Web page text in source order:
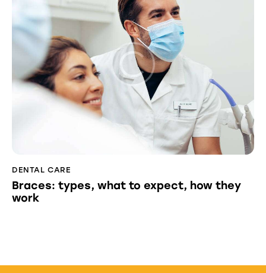
DENTAL CARE
Braces: types, what to expect, how they
work